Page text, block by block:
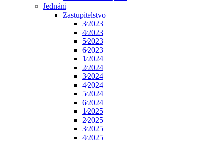
Jednání
Zastupitelstvo
3⁄2023
4⁄2023
5⁄2023
6⁄2023
1⁄2024
2⁄2024
3⁄2024
4⁄2024
5⁄2024
6⁄2024
1⁄2025
2⁄2025
3⁄2025
4⁄2025